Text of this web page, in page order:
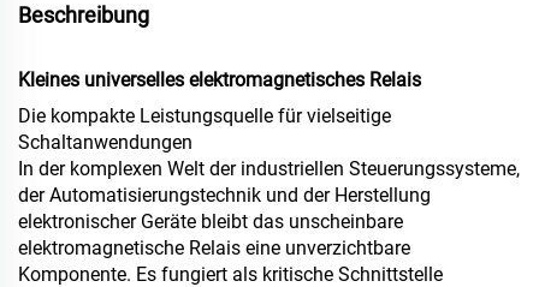
Beschreibung
Kleines universelles elektromagnetisches Relais
Die kompakte Leistungsquelle für vielseitige
Schaltanwendungen
In der komplexen Welt der industriellen Steuerungssysteme,
der Automatisierungstechnik und der Herstellung
elektronischer Geräte bleibt das unscheinbare
elektromagnetische Relais eine unverzichtbare
Komponente. Es fungiert als kritische Schnittstelle